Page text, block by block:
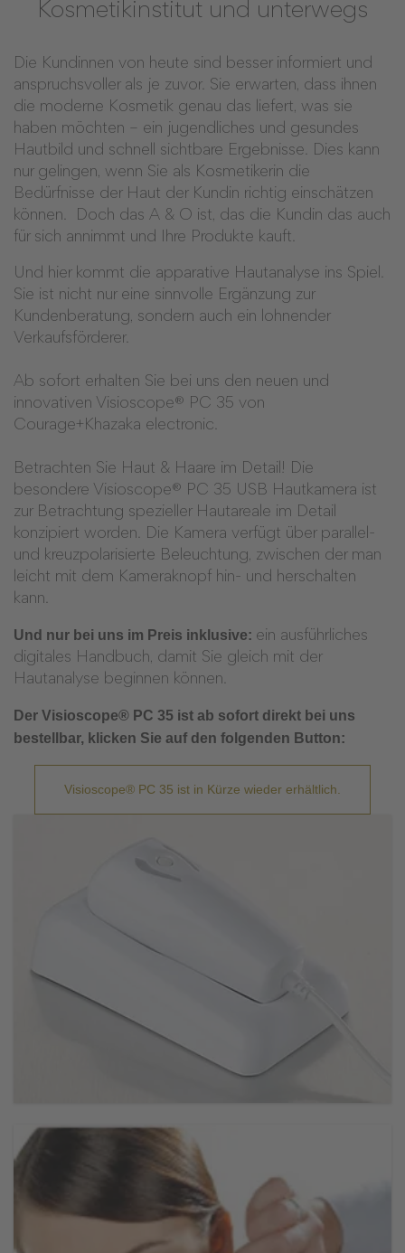
Kosmetikinstitut und unterwegs
Die Kundinnen von heute sind besser informiert und
anspruchsvoller als je zuvor. Sie erwarten, dass ihnen
die moderne Kosmetik genau das liefert, was sie
haben möchten – ein jugendliches und gesundes
Hautbild und schnell sichtbare Ergebnisse. Dies kann
nur gelingen, wenn Sie als Kosmetikerin die
Bedürfnisse der Haut der Kundin richtig einschätzen
können. Doch das A & O ist, das die Kundin das auch
für sich annimmt und Ihre Produkte kauft.
Und hier kommt die apparative Hautanalyse ins Spiel.
Sie ist nicht nur eine sinnvolle Ergänzung zur
Kundenberatung, sondern auch ein lohnender
Verkaufsförderer.
Ab sofort erhalten Sie bei uns den neuen und
innovativen Visioscope® PC 35 von
Courage+Khazaka electronic.
Betrachten Sie Haut & Haare im Detail! Die
besondere Visioscope® PC 35 USB Hautkamera ist
zur Betrachtung spezieller Hautareale im Detail
konzipiert worden. Die Kamera verfügt über parallel-
und kreuzpolarisierte Beleuchtung, zwischen der man
leicht mit dem Kameraknopf hin- und herschalten
kann.
Und nur bei uns im Preis inklusive: ein ausführliches
digitales Handbuch, damit Sie gleich mit der
Hautanalyse beginnen können.
Der Visioscope® PC 35 ist ab sofort direkt bei uns
bestellbar, klicken Sie auf den folgenden Button:
Visioscope® PC 35 ist in Kürze wieder erhältlich.